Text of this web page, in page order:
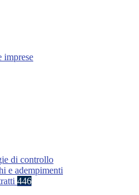
imprese
di controllo
e adempimenti
446